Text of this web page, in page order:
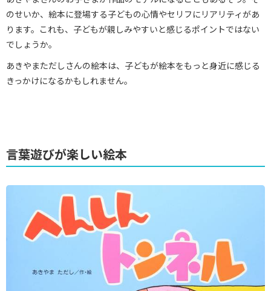
のせいか、絵本に登場する子どもの心情やセリフにリアリティがあ
ります。これも、子どもが親しみやすいと感じるポイントではない
でしょうか。
あきやまただしさんの絵本は、子どもが絵本をもっと身近に感じる
きっかけになるかもしれません。
言葉遊びが楽しい絵本